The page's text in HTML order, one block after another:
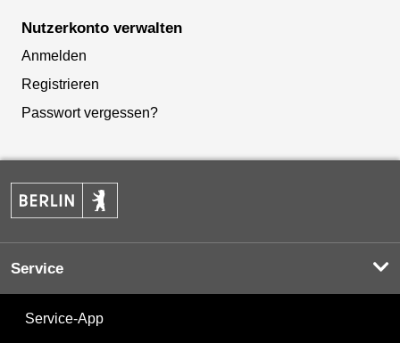
Nutzerkonto verwalten
Anmelden
Registrieren
Passwort vergessen?
Service
Service-App